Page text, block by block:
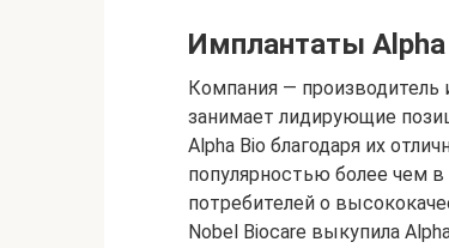
Имплантаты Alpha
Компания — производитель
занимает лидирующие
Alpha Bio благодаря их
популярностью более чем
потребителей о
Nobel Biocare выкупила